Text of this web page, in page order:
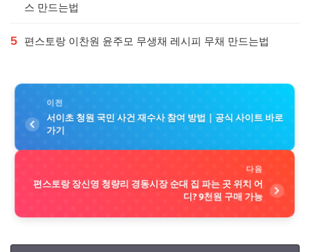
스 만드는법
5 편스토랑 이찬원 윤주모 무생채 레시피 무채 만드는법
이전
서이초 청원 국민 사건 재수사 참여 방법｜공식 사이트 바로
가기
다음
편스토랑 장신영 청량리 경동시장 순대 집 파는 곳 위치 어
디? 9천원 구매 가능